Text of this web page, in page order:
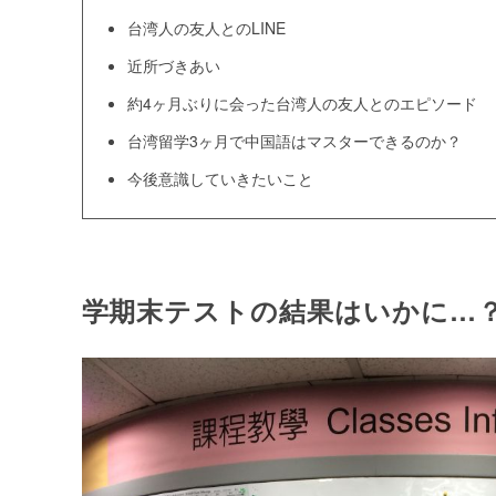
台湾人の友人とのLINE
近所づきあい
約4ヶ月ぶりに会った台湾人の友人とのエピソード
台湾留学3ヶ月で中国語はマスターできるのか？
今後意識していきたいこと
学期末テストの結果はいかに…